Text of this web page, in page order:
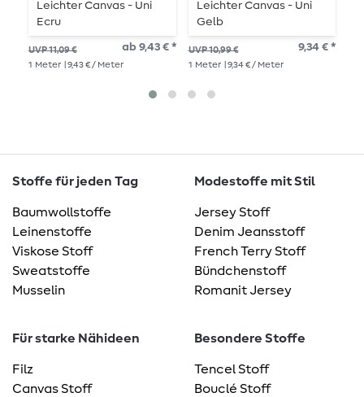
Leichter Canvas - Uni
Ecru
UVP 11,09 € ab 9,43 € *
1 Meter | 9,43 € / Meter
Leichter Canvas - Uni
Gelb
UVP 10,99 € 9,34 € *
1 Meter | 9,34 € / Meter
Stoffe für jeden Tag
Baumwollstoffe
Leinenstoffe
Viskose Stoff
Sweatstoffe
Musselin
Modestoffe mit Stil
Jersey Stoff
Denim Jeansstoff
French Terry Stoff
Bündchenstoff
Romanit Jersey
Für starke Nähideen
Filz
Canvas Stoff
Besondere Stoffe
Tencel Stoff
Bouclé Stoff